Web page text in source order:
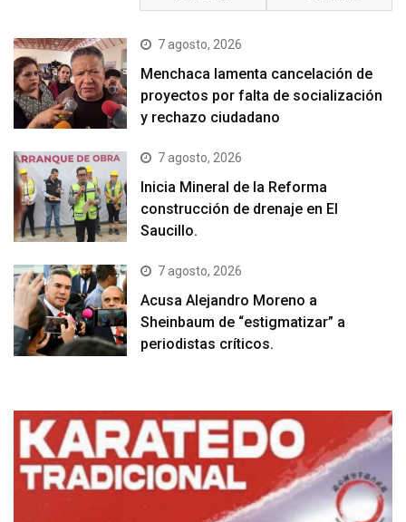
7 agosto, 2026
Menchaca lamenta cancelación de
proyectos por falta de socialización
y rechazo ciudadano
7 agosto, 2026
Inicia Mineral de la Reforma
construcción de drenaje en El
Saucillo.
7 agosto, 2026
Acusa Alejandro Moreno a
Sheinbaum de “estigmatizar” a
periodistas críticos.